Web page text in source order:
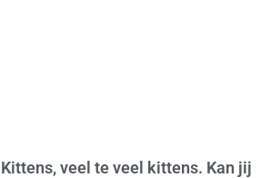
Kittens, veel te veel kittens. Kan jij